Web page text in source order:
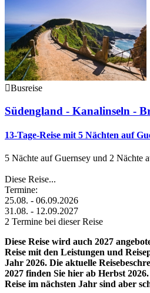
Busreise
Südengland - Kanalinseln -
13-Tage-Reise mit 5 Nächten auf
5 Nächte auf Guernsey und 2 Nächte
Diese Reise...
Termine:
25.08. - 06.09.2026
31.08. - 12.09.2027
2 Termine bei dieser Reise
Diese Reise wird auch 2027
Reise mit den Leistungen und
Jahr 2026. Die aktuelle
2027 finden Sie hier ab Herbst
Reise im nächsten Jahr sind aber